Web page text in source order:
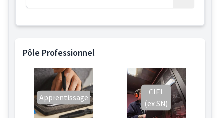
Pôle Professionnel
Apprentissage
CIEL
(ex SN)